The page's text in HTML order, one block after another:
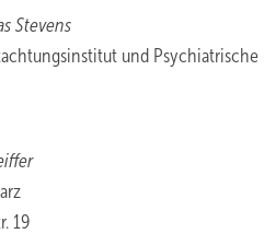
Stevens
und
19